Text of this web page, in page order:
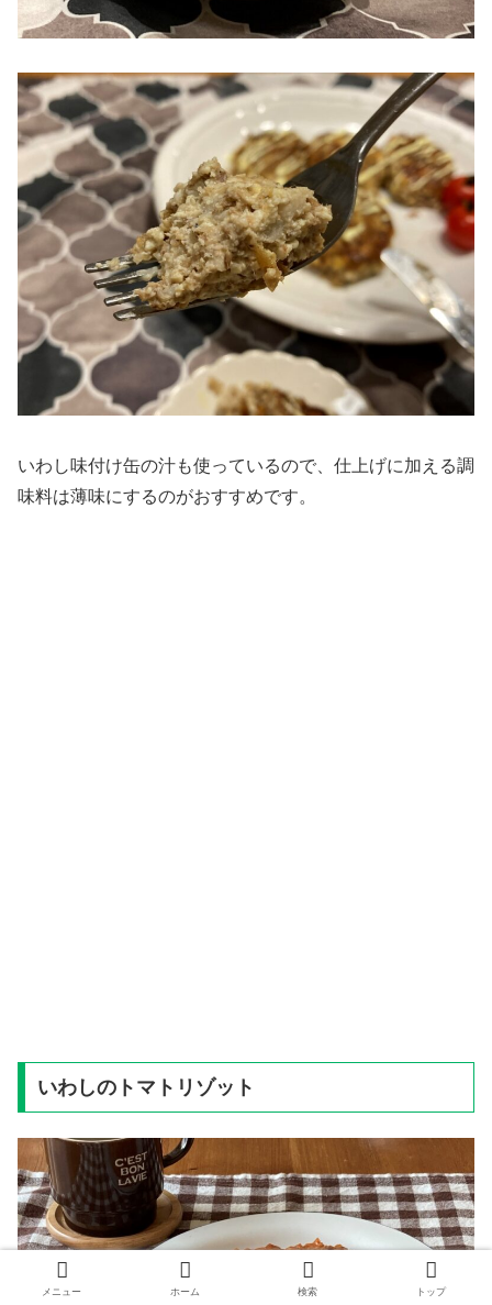
いわし味付け缶の汁も使っているので、仕上げに加える調
味料は薄味にするのがおすすめです。
いわしのトマトリゾット
メニュー ホーム 検索 トップ